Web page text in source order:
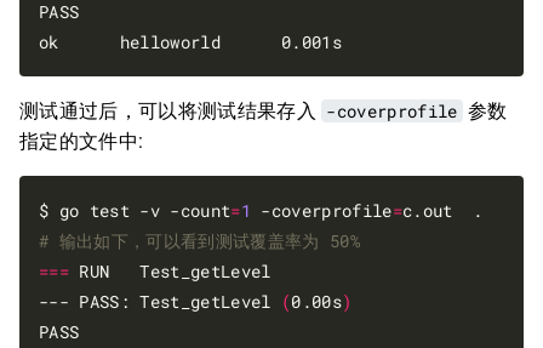
PASS
ok      helloworld      0.001s
测试通过后，可以将测试结果存入 -coverprofile 参数
指定的文件中:
$ go test -v -count=1 -coverprofile=
# 输出如下，可以看到测试覆盖率为 50%
=== RUN   Test_getLevel
--- PASS: Test_getLevel (0.00s)
PASS